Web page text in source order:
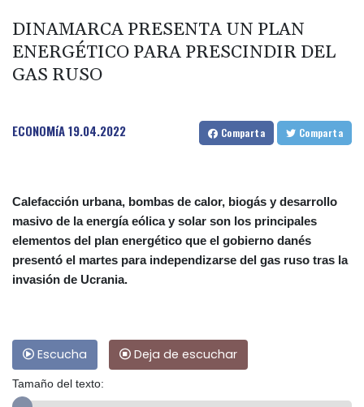
DINAMARCA PRESENTA UN PLAN
ENERGÉTICO PARA PRESCINDIR DEL
GAS RUSO
ECONOMíA19.04.2022 Comparta Comparta
Calefacción urbana, bombas de calor, biogás y desarrollo
masivo de la energía eólica y solar son los principales
elementos del plan energético que el gobierno danés
presentó el martes para independizarse del gas ruso tras la
invasión de Ucrania.
Escucha Deja de escuchar
Tamaño del texto: